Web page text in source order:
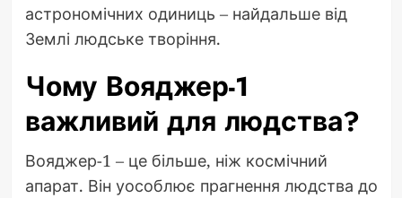
астрономічних одиниць – найдальше від
Землі людське творіння.
Чому Вояджер-1
важливий для людства?
Вояджер-1 – це більше, ніж космічний
апарат. Він уособлює прагнення людства до